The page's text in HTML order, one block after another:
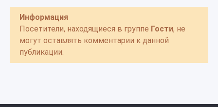
Информация
Посетители, находящиеся в группе Гости, не
могут оставлять комментарии к данной
публикации.